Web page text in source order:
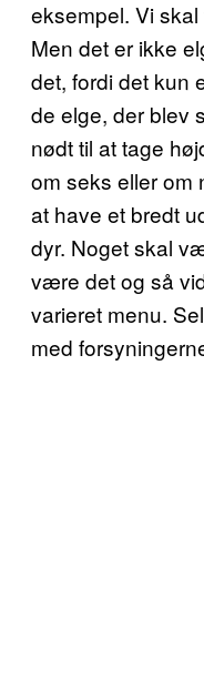
eksempel. Vi
Men det er ikke
det, fordi det kun
de elge, der blev
nødt til at tage
om seks eller om
at have et bredt
dyr. Noget skal
være det og så
varieret menu.
med